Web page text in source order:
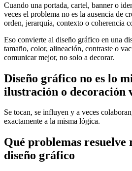
Cuando una portada, cartel, banner o
veces el problema no es la ausencia de
orden, jerarquía, contexto o coherencia
Eso convierte al diseño gráfico en una
tamaño, color, alineación, contraste o
comunicar mejor, no solo a decorar.
Diseño gráfico no es lo
ilustración o decoración
Se tocan, se influyen y a veces
exactamente a la misma lógica.
Qué problemas resuelve
diseño gráfico